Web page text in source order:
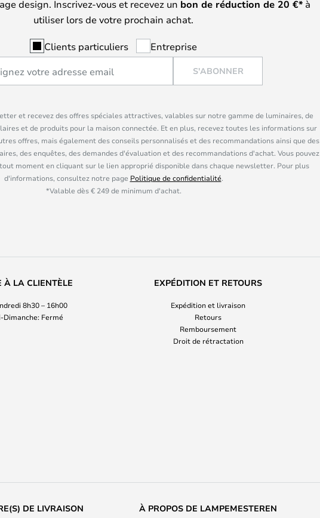
design. Inscrivez-vous et recevez un bon de réduction de 20 €* à
utiliser lors de votre prochain achat.
Clients particuliers Entreprise
S'ABONNER
et recevez des offres spéciales attractives, valables sur notre gamme de luminaires, de
et de produits pour la maison connectée. Et en plus, recevez toutes les informations sur
offres, mais également des conseils personnalisés et des recommandations ainsi que des
des enquêtes, des demandes d'évaluation et des recommandations d'achat. Vous pouvez
moment en cliquant sur le lien approprié disponible dans chaque newsletter. Pour plus
d'informations, consultez notre page Politique de confidentialité.
*Valable dès € 249 de minimum d'achat.
À LA CLIENTÈLE
8h30 – 16h00
Dimanche: Fermé
EXPÉDITION ET RETOURS
Expédition et livraison
Retours
Remboursement
Droit de rétractation
DE LIVRAISON À PROPOS DE LAMPEMESTEREN